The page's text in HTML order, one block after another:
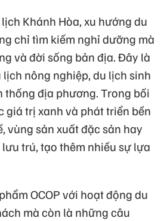
Khánh Hòa, xu hướng du
chỉ tìm kiếm nghỉ dưỡng mà
và đời sống bản địa. Đây là
nông nghiệp, du lịch sinh
thống địa phương. Trong bối
giá trị xanh và phát triển bền
vùng sản xuất đặc sản hay
trú, tạo thêm nhiều sự lựa
OCOP với hoạt động du
mà còn là những câu